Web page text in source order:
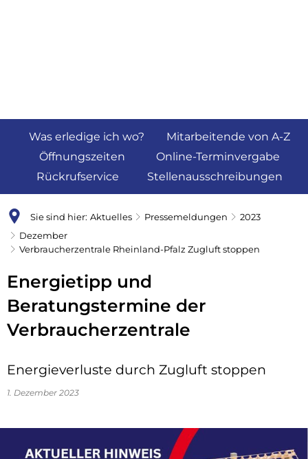
Was erledige ich wo?
Mitarbeitende von A-Z
Öffnungszeiten
Online-Terminvergabe
Rückrufservice
Stellenausschreibungen
Sie sind hier: Aktuelles Pressemeldungen
2023
Dezember
Verbraucherzentrale Rheinland-Pfalz Zugluft stoppen
Energietipp und
Beratungstermine der
Verbraucherzentrale
Energieverluste durch Zugluft stoppen
1. Dezember 2023